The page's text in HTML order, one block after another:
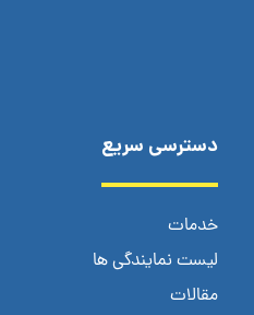
دسترسی سریع
خدمات
لیست نمایندگی ها
مقالات